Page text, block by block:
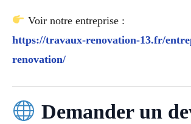
Voir notre entreprise :
https://travaux-renovation-13.fr/
renovation/
Demander un